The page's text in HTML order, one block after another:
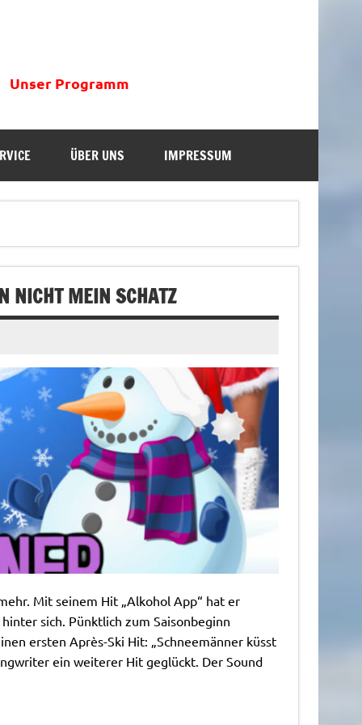
Unser Programm
ÜBER UNS IMPRESSUM
NICHT MEIN SCHATZ
Mit seinem Hit „Alkohol App“ hat er
sich. Pünktlich zum Saisonbeginn
ersten Après-Ski Hit: „Schneemänner küsst
ein weiterer Hit geglückt. Der Sound